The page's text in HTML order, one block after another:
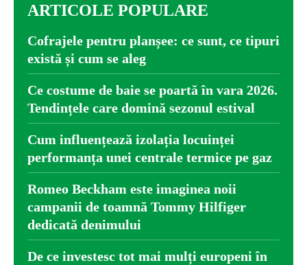
ARTICOLE POPULARE
Cofrajele pentru planșee: ce sunt, ce tipuri
există și cum se aleg
Ce costume de baie se poartă în vara 2026.
Tendințele care domină sezonul estival
Cum influențează izolația locuinței
performanța unei centrale termice pe gaz
Romeo Beckham este imaginea noii
campanii de toamnă Tommy Hilfiger
dedicată denimului
De ce investesc tot mai mulți europeni în